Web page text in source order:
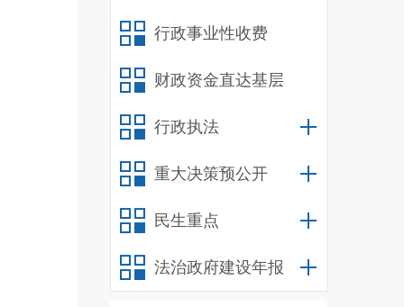
行政事业性收费
财政资金直达基层
行政执法
重大决策预公开
民生重点
法治政府建设年报